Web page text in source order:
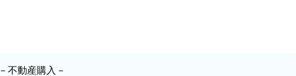
－不動産購入－